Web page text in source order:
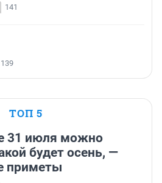
141
139
ТОП 5
31 июля можно
будет осень, —
приметы